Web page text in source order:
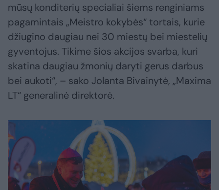
mūsų konditerių specialiai šiems renginiams
pagamintais „Meistro kokybės“ tortais, kurie
džiugino daugiau nei 30 miestų bei miestelių
gyventojus. Tikime šios akcijos svarba, kuri
skatina daugiau žmonių daryti gerus darbus
bei aukoti“, – sako Jolanta Bivainytė, „Maxima
LT“ generalinė direktorė.